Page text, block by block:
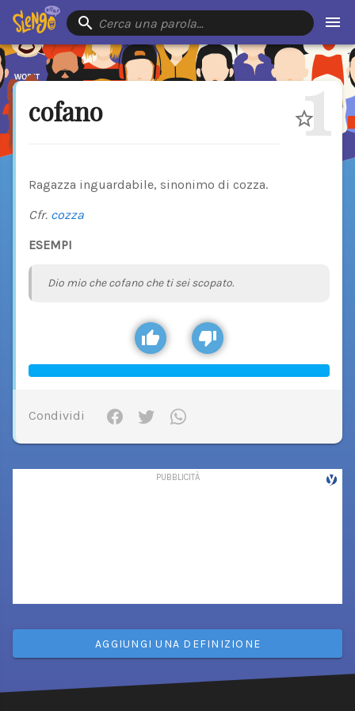
Cerca una parola…
cofano 1
Ragazza inguardabile, sinonimo di cozza.
Cfr. cozza
ESEMPI
Dio mio che cofano che ti sei scopato.
Condividi
AGGIUNGI UNA DEFINIZIONE